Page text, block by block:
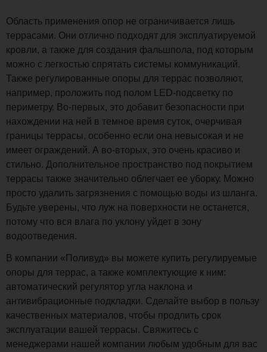
Область применения опор не ограничивается лишь
террасами. Они отлично подходят для эксплуатируемой
кровли, а также для создания фальшпола, под которым
можно с легкостью спрятать системы коммуникаций.
Также регулированные опоры для террас позволяют,
например, проложить под полом LED-подсветку по
периметру. Во-первых, это добавит безопасности при
нахождении на ней в темное время суток, очерчивая
границы террасы, особенно если она невысокая и не
имеет ограждений. А во-вторых, это очень красиво и
стильно. Дополнительное пространство под покрытием
террасы также значительно облегчает ее уборку. Можно
просто удалить загрязнения с помощью воды из шланга.
Будьте уверены, что луж на поверхности не останется,
потому что вся влага по уклону уйдет в зону
водоотведения.
В компании «Поливуд» вы можете купить регулируемые
опоры для террас, а также комплектующие к ним:
автоматический регулятор угла наклона и
антивибрационные подкладки. Сделайте выбор в пользу
качественных материалов, чтобы продлить срок
эксплуатации вашей террасы. Свяжитесь с
менеджерами нашей компании любым удобным для вас